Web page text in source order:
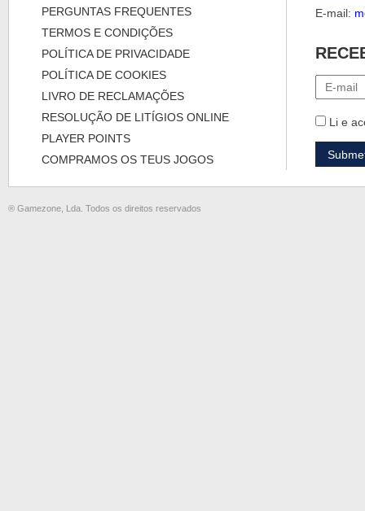
PERGUNTAS FREQUENTES
TERMOS E CONDIÇÕES
POLÍTICA DE PRIVACIDADE
POLÍTICA DE COOKIES
LIVRO DE RECLAMAÇÕES
RESOLUÇÃO DE LITÍGIOS ONLINE
PLAYER POINTS
COMPRAMOS OS TEUS JOGOS
E-mail:
Li e
® Gamezone, Lda. Todos os direitos reservados